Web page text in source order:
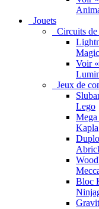
Jouets
Circuits
Voir
Jeux de
Lego
Kapla
Duplo
Bloc